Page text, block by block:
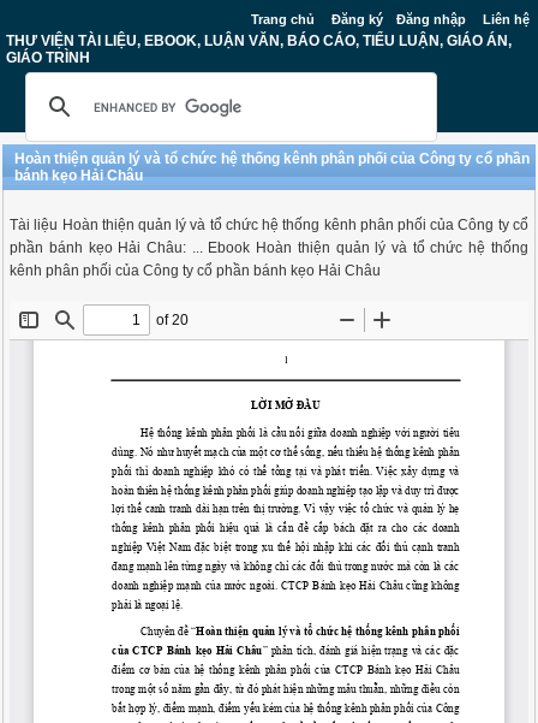
Trang chủ Đăng ký Đăng nhập Liên hệ
THƯ VIỆN TÀI LIỆU, EBOOK, LUẬN VĂN, BÁO CÁO, TIỂU LUẬN, GIÁO ÁN,
GIÁO TRÌNH
Hoàn thiện quản lý và tổ chức hệ thống kênh phân phối của Công ty cổ phần
bánh kẹo Hải Châu
Tài liệu Hoàn thiện quản lý và tổ chức hệ thống kênh phân phối của Công ty cổ
phần bánh kẹo Hải Châu: ... Ebook Hoàn thiện quản lý và tổ chức hệ thống
kênh phân phối của Công ty cổ phần bánh kẹo Hải Châu